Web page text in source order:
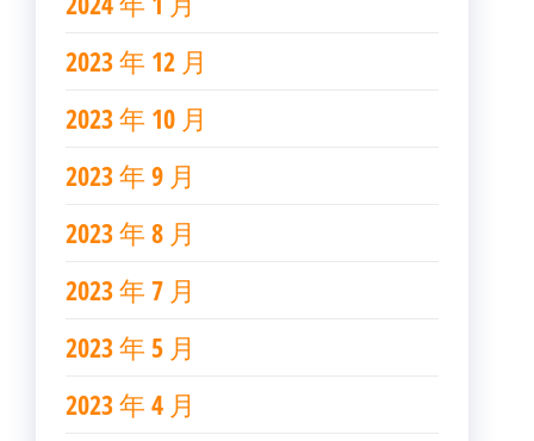
2023 年 12 月
2023 年 10 月
2023 年 9 月
2023 年 8 月
2023 年 7 月
2023 年 5 月
2023 年 4 月